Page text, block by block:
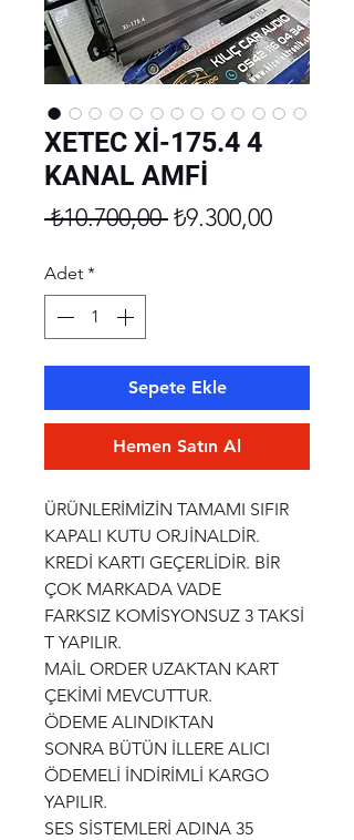
XETEC Xİ-175.4 4
KANAL AMFİ
₺10.700,00 Normal
₺9.300,00İndirimli
Adet *
Sepete Ekle
Hemen Satın Al
ÜRÜNLERİMİZİN TAMAMI SIFIR
KAPALI KUTU ORJİNALDİR.
KREDİ KARTI GEÇERLİDİR. BİR
ÇOK MARKADA VADE
FARKSIZ KOMİSYONSUZ 3 TAKSİ
T YAPILIR.
MAİL ORDER UZAKTAN KART
ÇEKİMİ MEVCUTTUR.
ÖDEME ALINDIKTAN
SONRA BÜTÜN İLLERE ALICI
ÖDEMELİ İNDİRİMLİ KARGO
YAPILIR.
SES SİSTEMLERİ ADINA 35